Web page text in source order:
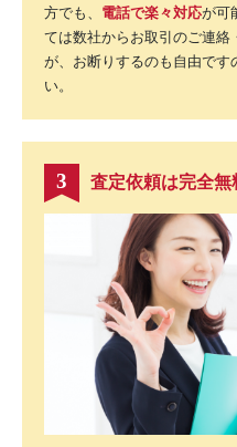
方でも、 電話で楽々対応が可
ては数社からお取引のご連
が、お断りするのも自由で
い。
3 査定依頼は完全無